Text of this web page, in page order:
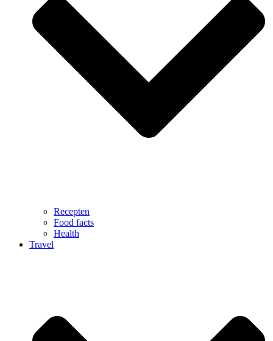
Recepten
Food facts
Health
Travel